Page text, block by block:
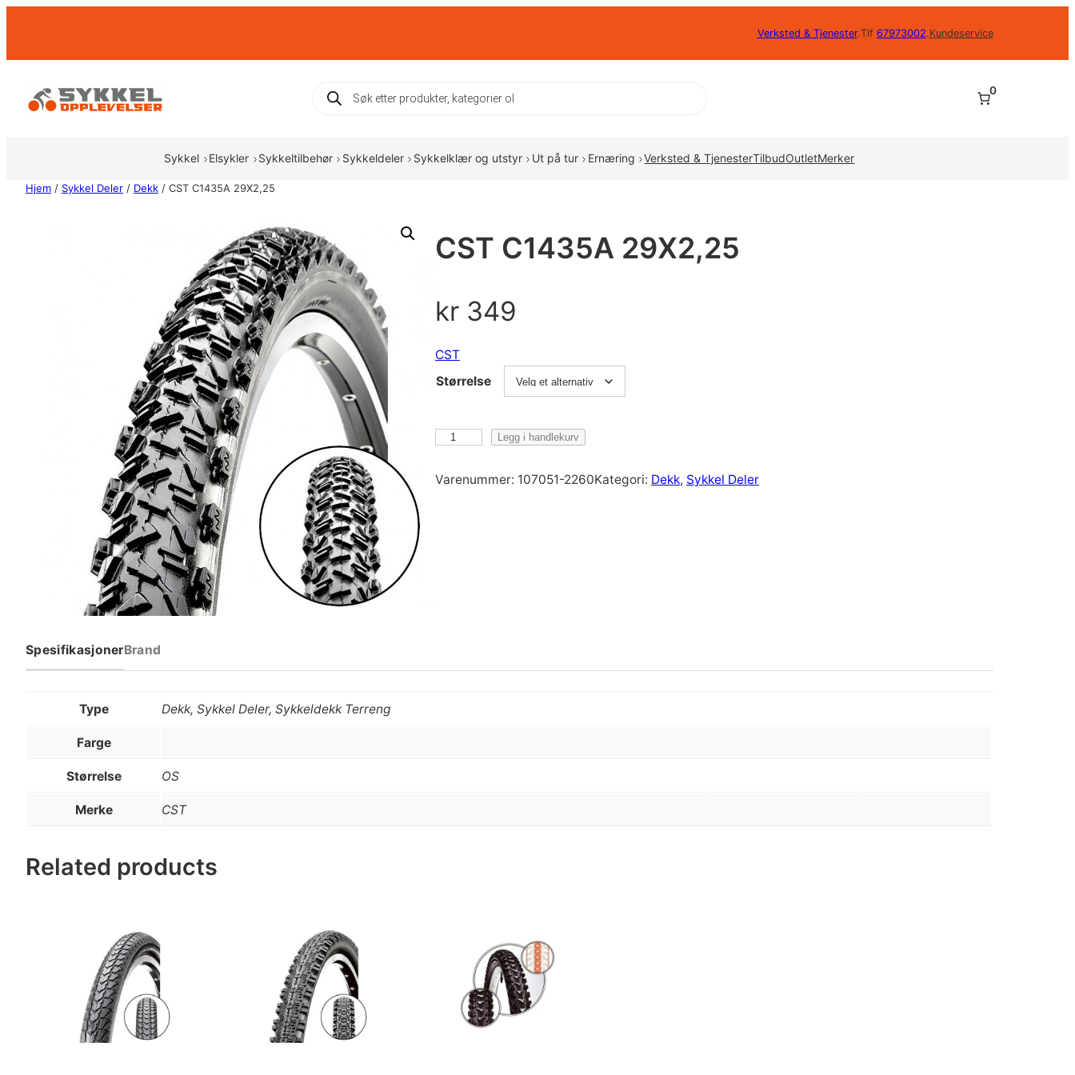
Verksted & Tjenester.Tlf 67973002.Kundeservice
Products
search
0
Sykkel Elsykler Sykkeltilbehør Sykkeldeler Sykkelklær og utstyr Ut på tur Ernæring Verksted & TjenesterTilbudOutletMerker
Hjem / Sykkel Deler / Dekk / CST C1435A 29X2,25
CST C1435A 29X2,25
kr 349
CST
Størrelse
T
2
5
n
Legg i handlekurv
Varenummer: 107051-2260Kategori: Dekk, Sykkel Deler
SpesifikasjonerBrand
Type Dekk, Sykkel Deler, Sykkeldekk Terreng
Farge
Størrelse OS
Merke CST
Related products